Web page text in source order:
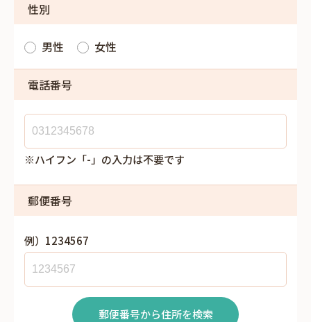
性別
男性 女性
電話番号
※ハイフン「-」の入力は不要です
郵便番号
例）1234567
郵便番号から住所を検索